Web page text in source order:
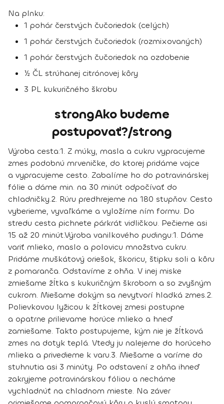
Na plnku:
1 pohár čerstvých čučoriedok (celých)
1 pohár čerstvých čučoriedok (rozmixovaných)
1 pohár čerstvých čučoriedok na ozdobenie
½ ČL strúhanej citrónovej kôry
3 PL kukuričného škrobu
strongAko budeme
postupovať?/strong
Výroba cesta:1. Z múky, masla a cukru vypracujeme
zmes podobnú mrveničke, do ktorej pridáme vajce
a vypracujeme cesto. Zabalíme ho do potravinárskej
fólie a dáme min. na 30 minút odpočívať do
chladničky.2. Rúru predhrejeme na 180 stupňov. Cesto
vyberieme, vyvaľkáme a vyložíme ním formu. Do
stredu cesta pichnete párkrát vidličkou. Pečieme asi
15 až 20 minút.Výroba vanilkového pudingu:1. Dáme
variť mlieko, maslo a polovicu množstva cukru.
Pridáme muškátový oriešok, škoricu, štipku soli a kôru
z pomaranča. Odstavíme z ohňa. V inej miske
zmiešame žĺtka s kukuričným škrobom a so zvyšným
cukrom. Miešame dokým sa nevytvorí hladká zmes.2.
Polievkovou lyžicou k žĺtkovej zmesi postupne
a opatrne prilievame horúce mlieko a hneď
zamiešame. Takto postupujeme, kým nie je žĺtková
zmes na dotyk teplá. Vtedy ju nalejeme do horúceho
mlieka a privedieme k varu.3. Miešame a varíme do
stuhnutia asi 3 minúty. Po odstavení z ohňa ihneď
zakryjeme potravinárskou fóliou a necháme
vychladnúť na chladnom mieste. Na záver